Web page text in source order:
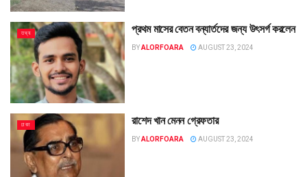
তথ্য প্রথম মাসের বেতন বন্যার্তদের জন্য উৎসর্গ করলেন
BYALORFOARA AUGUST 23, 2024
ঢাকা রাশেদ খান মেনন গ্রেফতার
BYALORFOARA AUGUST 23, 2024